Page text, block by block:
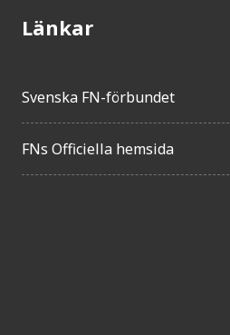
Länkar
Svenska FN-förbundet
FNs Officiella hemsida